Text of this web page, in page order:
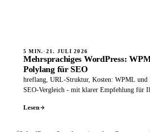
5 MIN.· 21. JULI 2026
Mehrsprachiges WordPress:
Polylang für SEO
hreflang, URL-Struktur, Kosten: WPML und
SEO-Vergleich - mit klarer Empfehlung für
Lesen